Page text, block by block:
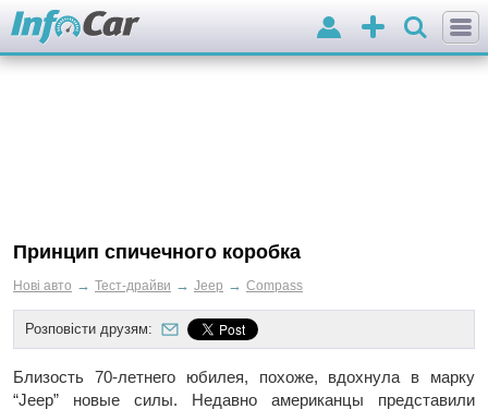
Додати
оголошення
Вхід
Принцип спичечного коробка
Нові авто → Тест-драйви → Jeep → Compass
Розповісти друзям:
Близость 70-летнего юбилея, похоже, вдохнула в марку
“Jeep” новые силы. Недавно американцы представили